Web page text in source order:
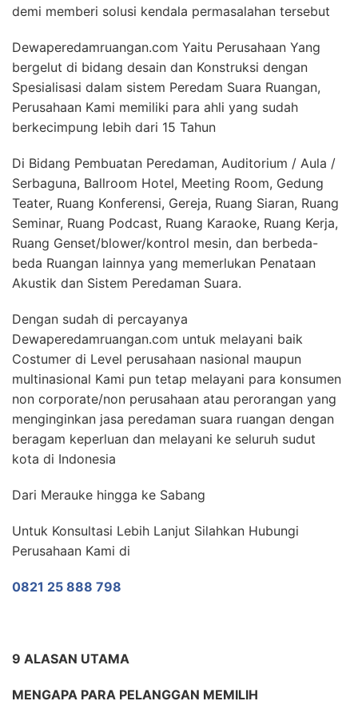
demi memberi solusi kendala permasalahan tersebut
Dewaperedamruangan.com Yaitu Perusahaan Yang
bergelut di bidang desain dan Konstruksi dengan
Spesialisasi dalam sistem Peredam Suara Ruangan,
Perusahaan Kami memiliki para ahli yang sudah
berkecimpung lebih dari 15 Tahun
Di Bidang Pembuatan Peredaman, Auditorium / Aula /
Serbaguna, Ballroom Hotel, Meeting Room, Gedung
Teater, Ruang Konferensi, Gereja, Ruang Siaran, Ruang
Seminar, Ruang Podcast, Ruang Karaoke, Ruang Kerja,
Ruang Genset/blower/kontrol mesin, dan berbeda-
beda Ruangan lainnya yang memerlukan Penataan
Akustik dan Sistem Peredaman Suara.
Dengan sudah di percayanya
Dewaperedamruangan.com untuk melayani baik
Costumer di Level perusahaan nasional maupun
multinasional Kami pun tetap melayani para konsumen
non corporate/non perusahaan atau perorangan yang
menginginkan jasa peredaman suara ruangan dengan
beragam keperluan dan melayani ke seluruh sudut
kota di Indonesia
Dari Merauke hingga ke Sabang
Untuk Konsultasi Lebih Lanjut Silahkan Hubungi
Perusahaan Kami di
0821 25 888 798
9 ALASAN UTAMA
MENGAPA PARA PELANGGAN MEMILIH